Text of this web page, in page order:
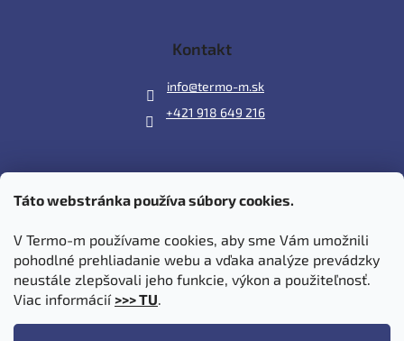
Táto webstránka používa súbory cookies.
V Termo-m používame cookies, aby sme Vám umožnili
pohodlné prehliadanie webu a vďaka analýze prevádzky
neustále zlepšovali jeho funkcie, výkon a použiteľnosť.
Viac informácií >>> TU.
Kontakt
info@termo-m.sk
+421 918 649 216
Prijímame online platby